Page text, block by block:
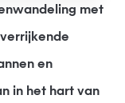
met
en
in het hart van